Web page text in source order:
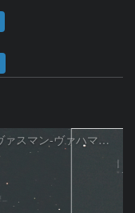
シュヴァスマン-ヴァハマン彗星 ( 29P )：2026/05/31